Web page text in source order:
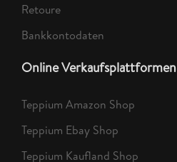
Retoure
Bankkontodaten
Online Verkaufsplattformen
Teppium Amazon Shop
Teppium Ebay Shop
Teppium Kaufland Shop